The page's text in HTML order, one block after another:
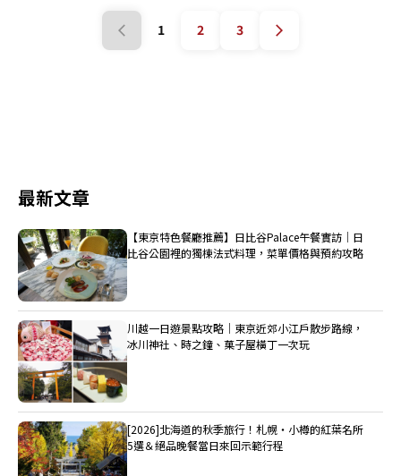
1 2 3
最新文章
【東京特色餐廳推薦】日比谷Palace午餐實訪｜日
比谷公園裡的獨棟法式料理，菜單價格與預約攻略
川越一日遊景點攻略｜東京近郊小江戶散步路線，
冰川神社、時之鐘、菓子屋橫丁一次玩
[2026]北海道的秋季旅行！札幌・小樽的紅葉名所
5選＆絕品晚餐當日來回示範行程